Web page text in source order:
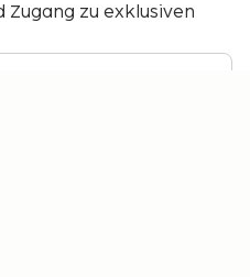
zu exklusiven